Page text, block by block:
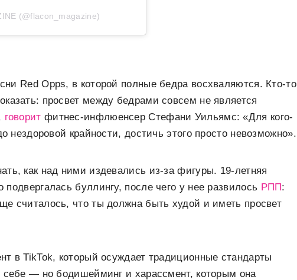
(@flacon_magazine)
Red Opps, в которой полные бедра восхваляются. Кто-то
просвет между бедрами совсем не является
говорит фитнес-инфлюенсер Стефани Уильямс: «Для кого-
нездоровой крайности, достичь этого просто невозможно».
как над ними издевались из-за фигуры. 19-летняя
буллингу, после чего у нее развилось РПП:
считалось, что ты должна быть худой и иметь просвет
в TikTok, который осуждает традиционные стандарты
себе — но бодишейминг и харассмент, которым она